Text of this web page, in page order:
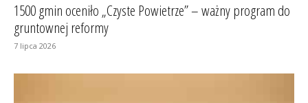
1500 gmin oceniło „Czyste Powietrze” – ważny program do
gruntownej reformy
7 lipca 2026